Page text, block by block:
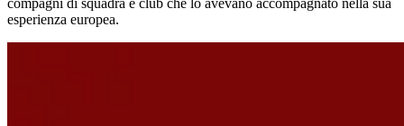
esperienza europea.